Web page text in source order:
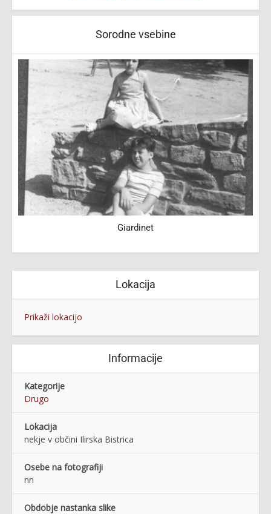
Sorodne vsebine
Giardinet
Lokacija
Prikaži lokacijo
Informacije
Kategorije
Drugo
Lokacija
nekje v občini Ilirska Bistrica
Osebe na fotografiji
nn
Obdobje nastanka slike